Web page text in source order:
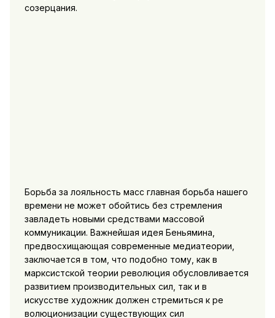
созерцания.
Борьба за лояльность масс главная борьба нашего
времени не может обойтись без стремления
завладеть новыми средствами массовой
коммуникации. Важнейшая идея Беньямина,
предвосхищающая современные медиатеории,
заключается в том, что подобно тому, как в
марксистской теории революция обусловливается
развитием производительных сил, так и в
искусстве художник должен стремиться к ре
волюционизации существующих сил